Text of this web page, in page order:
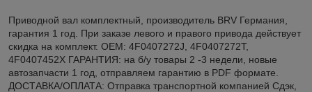
Приводной вал комплектный, производитель BRV Германия,
гарантия 1 год. При заказе левого и правого привода действует
скидка на комплект. OEM: 4F0407272J, 4F0407272T,
4F0407452X ГАРАНТИЯ: на б/у товары 2 -3 недели, новые
автозапчасти 1 год, отправляем гарантию в PDF формате.
ДОСТАВКА/ОПЛАТА: Отправка транспортной компанией Сдэк,